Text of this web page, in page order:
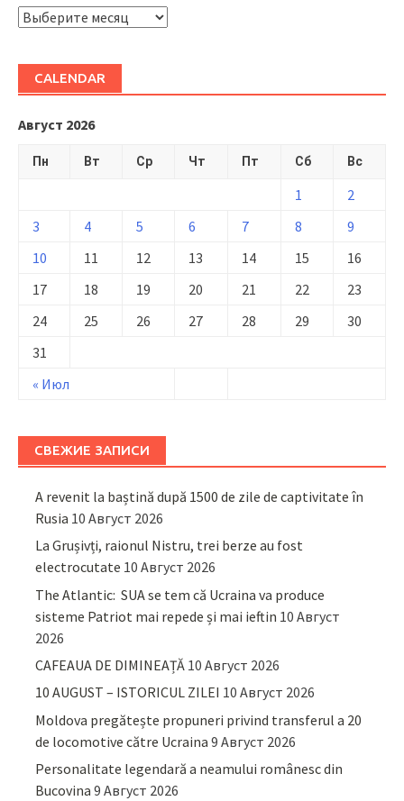
ARHIVĂ
CALENDAR
Август 2026
Пн Вт Ср Чт Пт Сб Вс
« Июл
1
2
3
4 5 6 7 8
9
10
11 12 13 14 15
16
17
18 19 20 21 22
23
24
25 26 27 28 29
30
31
СВЕЖИЕ ЗАПИСИ
A revenit la baștină după 1500 de zile de captivitate în
Rusia 10 Август 2026
La Grușivți, raionul Nistru, trei berze au fost
electrocutate 10 Август 2026
The Atlantic: SUA se tem că Ucraina va produce
sisteme Patriot mai repede și mai ieftin 10 Август
2026
CAFEAUA DE DIMINEAȚĂ 10 Август 2026
10 AUGUST – ISTORICUL ZILEI 10 Август 2026
Moldova pregătește propuneri privind transferul a 20
de locomotive către Ucraina 9 Август 2026
Personalitate legendară a neamului românesc din
Bucovina 9 Август 2026